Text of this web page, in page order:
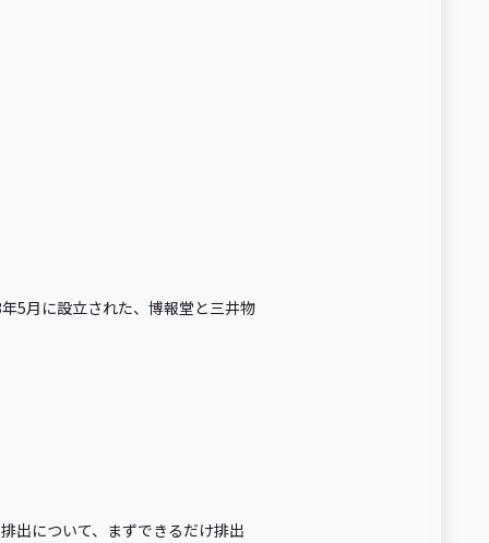
5月に設立された、博報堂と三井物
出について、まずできるだけ排出